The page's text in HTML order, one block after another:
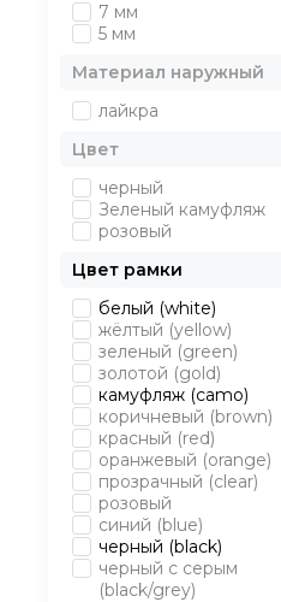
7 мм
5 мм
Материал наружный
лайкра
Цвет
черный
Зеленый камуфляж
розовый
Цвет рамки
белый (white)
жёлтый (yellow)
зеленый (green)
золотой (gold)
камуфляж (camo)
коричневый (brown)
красный (red)
оранжевый (orange)
прозрачный (clear)
розовый
синий (blue)
черный (black)
черный с серым
(black/grey)